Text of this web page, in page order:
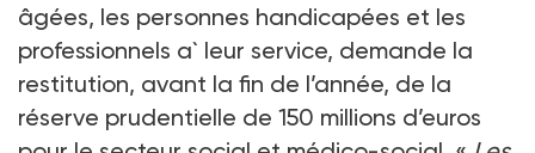
âgées, les personnes handicapées et les
professionnels a` leur service, demande la
restitution, avant la fin de l’année, de la
réserve prudentielle de 150 millions d’euros